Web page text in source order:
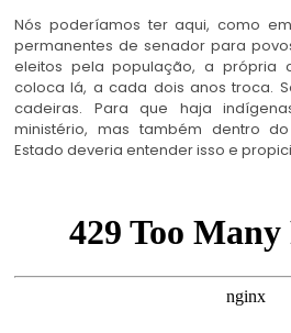
Nós poderíamos ter aqui, como
permanentes de senador para
eleitos pela população, a própria
coloca lá, a cada dois anos troca.
cadeiras. Para que haja
ministério, mas também dentro
Estado deveria entender isso e